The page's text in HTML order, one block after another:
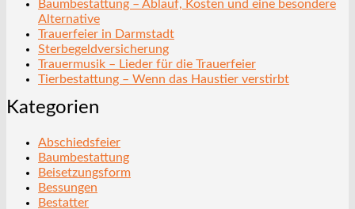
Baumbestattung – Ablauf, Kosten und eine besondere
Alternative
Trauerfeier in Darmstadt
Sterbegeldversicherung
Trauermusik – Lieder für die Trauerfeier
Tierbestattung – Wenn das Haustier verstirbt
Kategorien
Abschiedsfeier
Baumbestattung
Beisetzungsform
Bessungen
Bestatter